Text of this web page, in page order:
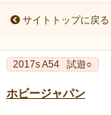
サイトトップに戻る
2017s A54 試遊○
ホビージャパン